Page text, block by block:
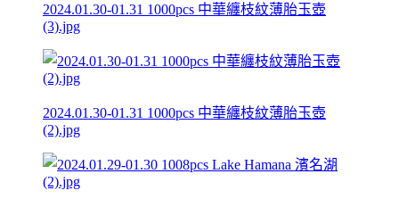
2024.01.30-01.31 1000pcs 中華纏枝紋薄胎玉壺
(3).jpg
2024.01.30-01.31 1000pcs 中華纏枝紋薄胎玉壺
(2).jpg